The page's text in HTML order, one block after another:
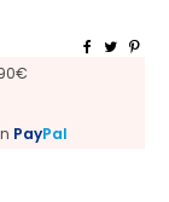
PayPal